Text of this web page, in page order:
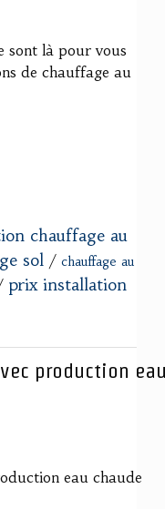
sont là pour vous
de chauffage au
chauffage au
sol / chauffage au
prix installation
production
eau chaude